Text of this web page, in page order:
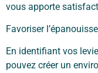
vous apporte
Favoriser
En identifiant vos
pouvez créer un